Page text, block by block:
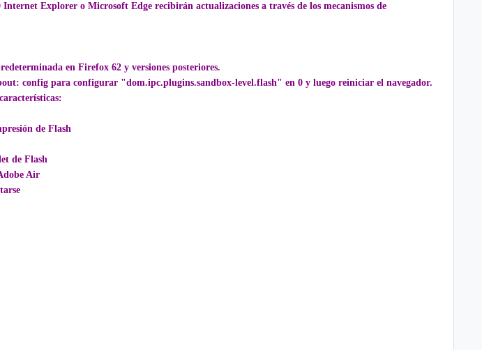
Explorer o Microsoft Edge recibirán actualizaciones a través de los mecanismos de
en Firefox 62 y versiones posteriores.
config para configurar "dom.ipc.plugins.sandbox-level.flash" en 0 y luego reiniciar el navegador.
de Flash
de Flash
Air